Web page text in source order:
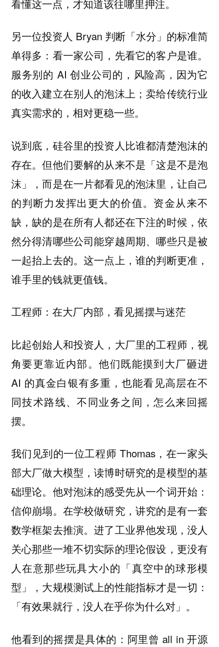
看懂这一点，才知道该往哪里押注。
另一位投资人 Bryan 判断「水分」的标准简
单得多：看一家公司，先看它的客户是谁。
服务别的 AI 创业公司的，风险高，因为它
的收入建立在别人的泡沫上；卖给传统行业
真实需求的，相对更稳一些。
说到底，硅谷里的投资人比谁都清楚泡沫的
存在。但他们要解的从来不是「这是不是泡
沫」，而是在一片都看见的泡沫里，让自己
的判断力发挥出更大的价值。资金从来不
缺，缺的是在所有人都还在下注的时候，依
然分得清哪些公司能穿越周期、哪些只是被
一起抬上去的。这一点上，谁的判断更准，
谁手里的钱就更值钱。
工程师：在大厂内部，看见摇摆与迷茫
比起创始人和投资人，大厂里的工程师，视
角要更靠近内部。他们既能摸到大厂砸进
AI 的真金白银有多重，也能看见高层在不
同技术路线、不同业务之间，怎么来回摇
摆。
我们见到的一位工程师 Thomas，在一家头
部大厂做大模型，读博时研究的是模型的基
础理论。他对泡沫的感受先从一个词开始：
信仰崩塌。在学校做研究，讲究的是有一套
数学框架去推演。进了工业界他发现，没人
关心那些一堆不切实际的理论假设，更没有
人在意那些玩具大小的「真空中的球形模
型」，大规模测试上的性能指标才是一切：
「有效果就行，没人在乎你为什么对」。
他看到的摇摆是具体的：阿里曾 all in 开源